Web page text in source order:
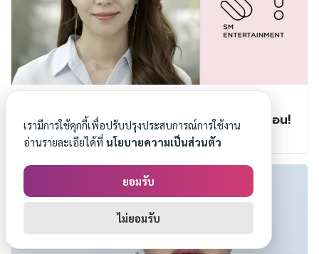
Entertainment เพิ่มเติม ทำกำไรหลักร้อยล้านวอน!
By On23/04/2019
เรามีการใช้คุกกี้เพื่อปรับปรุงประสบการณ์การใช้งาน
อ่านรายละเอียได้ที่ นโยบายความเป็นส่วนตัว
ยอมรับ
ไม่ยอมรับ